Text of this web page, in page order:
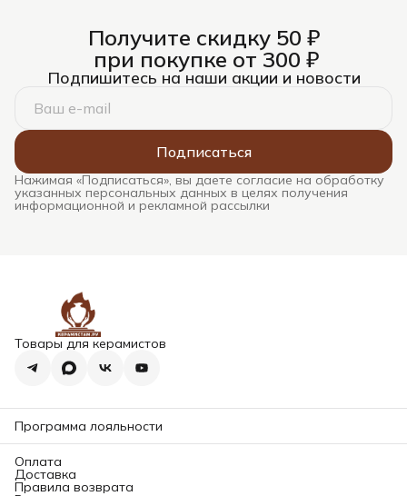
Получите скидку 50 ₽
при покупке от 300 ₽
Подпишитесь на наши акции и новости
Подписаться
Нажимая «Подписаться», вы даете согласие на обработку
указанных персональных данных в целях получения
информационной и рекламной рассылки
Товары для керамистов
Программа лояльности
Оплата
Доставка
Правила возврата